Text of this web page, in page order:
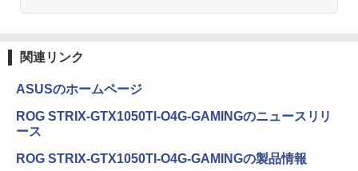
￥250
ットル (Smart Basic)
￥1,380
by Amazon 天然水ラベルレス 2L×9本
￥832
クスDIGITAL)
関連リンク
ASUSのホームページ
ROG STRIX-GTX1050TI-O4G-GAMINGのニュースリリ
ース
ROG STRIX-GTX1050TI-O4G-GAMINGの製品情報